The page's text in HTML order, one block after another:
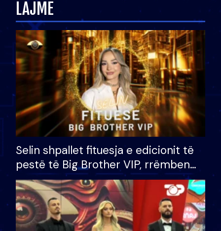
LAJME
Selin shpallet fituesja e edicionit të
pestë të Big Brother VIP, rrëmben
çmimin e madh prej 100 mijë eurosh